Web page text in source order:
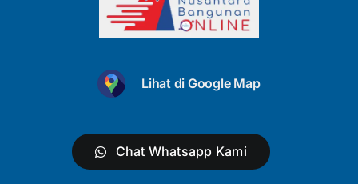
Lihat di Google Map
Chat Whatsapp Kami